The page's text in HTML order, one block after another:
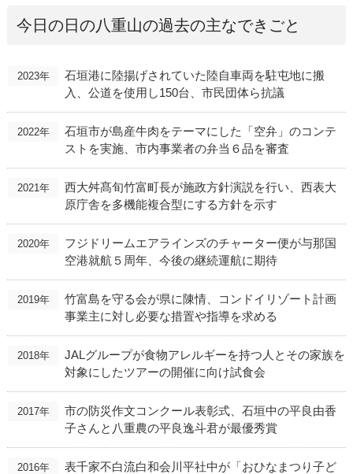
今日の日の八重山の過去の主なできごと
2023年
石垣港に陸揚げされていた陸自車両を駐屯地に搬
入、公道を使用し150台、市民団体ら抗議
2022年
石垣市が島産牛肉をテーマにした「空弁」のコンテ
ストを実施、市内事業者の弁当６品を審査
2021年
西大舛髙旬竹富町長が施政方針演説を行い、西表大
原庁舎を多機能複合型にする方針を示す
2020年
フジドリームエアラインズのチャーター便が与那国
空港就航５周年、今後の継続運航に期待
2019年
竹富島を守る会が県に陳情、コンドイリゾート計画
事業主に対し必要な措置や指導を求める
2018年
JALグループが食物アレルギーを持つ人とその家族を
対象にしたツアーの開催に向け試食会
2017年
市の防災作文コンクール表彰式、石垣中の平良由香
子さんと八重農の平良逸斗君が最優秀賞
2016年
表千家不白流白和会川平社中が「おひなまつり子ど